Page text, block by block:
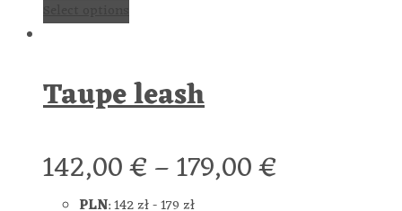
Taupe leash
142,00€–179,00€